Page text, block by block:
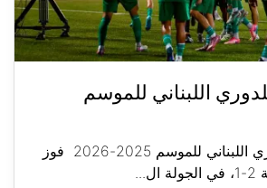
اللبناني للموسم
الأنصار بطلًا للدوري اللبناني للموسم 2025-2026 فوز